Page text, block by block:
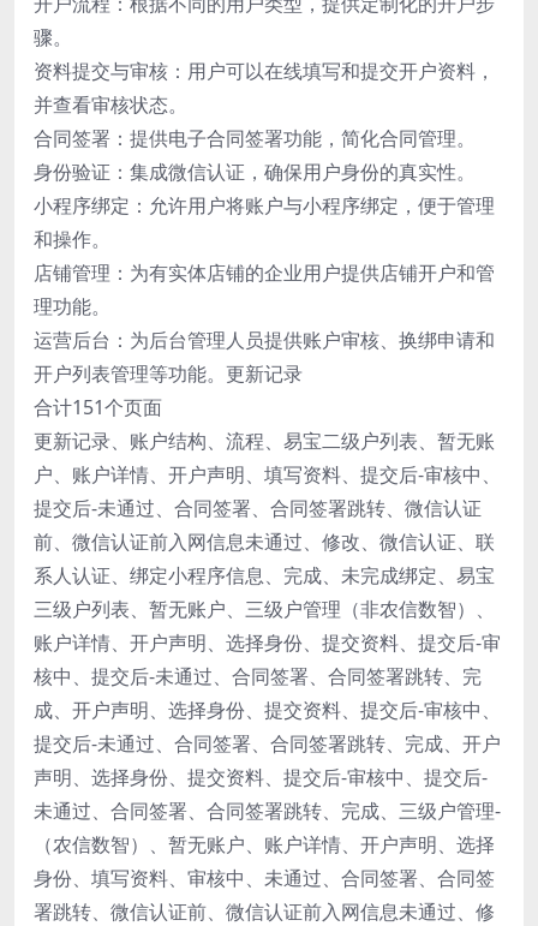
骤。
资料提交与审核：用户可以在线填写和提交开户资料，
并查看审核状态。
合同签署：提供电子合同签署功能，简化合同管理。
身份验证：集成微信认证，确保用户身份的真实性。
小程序绑定：允许用户将账户与小程序绑定，便于管理
和操作。
店铺管理：为有实体店铺的企业用户提供店铺开户和管
理功能。
运营后台：为后台管理人员提供账户审核、换绑申请和
开户列表管理等功能。更新记录
合计151个页面
更新记录、账户结构、流程、易宝二级户列表、暂无账
户、账户详情、开户声明、填写资料、提交后-审核中、
提交后-未通过、合同签署、合同签署跳转、微信认证
前、微信认证前入网信息未通过、修改、微信认证、联
系人认证、绑定小程序信息、完成、未完成绑定、易宝
三级户列表、暂无账户、三级户管理（非农信数智）、
账户详情、开户声明、选择身份、提交资料、提交后-审
核中、提交后-未通过、合同签署、合同签署跳转、完
成、开户声明、选择身份、提交资料、提交后-审核中、
提交后-未通过、合同签署、合同签署跳转、完成、开户
声明、选择身份、提交资料、提交后-审核中、提交后-
未通过、合同签署、合同签署跳转、完成、三级户管理-
（农信数智）、暂无账户、账户详情、开户声明、选择
身份、填写资料、审核中、未通过、合同签署、合同签
署跳转、微信认证前、微信认证前入网信息未通过、修